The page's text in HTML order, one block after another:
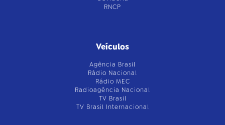
RNCP
Veículos
Agência Brasil
Rádio Nacional
Rádio MEC
Radioagência Nacional
TV Brasil
TV Brasil Internacional